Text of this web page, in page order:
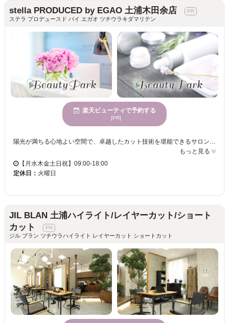
stella PRODUCED by EGAO 土浦木田余店
ステラ プロデュースド バイ エガオ ツチウラキダマリテン
楽天ビューティで予約する
[PR]
陽光が満ちる心地よい空間で、卓越したカット技術を堪能できるサロン。多くの女性に愛され続ける場所☆駐車場完備で、便利でスマートな支払い方法も充実。洗練されたひとときをお届けします！ stella PRODUCED by EGAO 土浦木田余店は、50代以上の女性のために設計された特別なヘアサロンです。今話題のEGAOがプロデュースするこのサロンは、グレイヘアを活かしたり隠したりする施術が得意で、年齢特有の髪のお悩みを理解し、一人一人のニーズに合った解決策を提供します。広々とした明るい店内は、心地よさを追求し、訪れる度に心が休まる空間です。「ここに来て良かった」と思えるような、新しい自分に出会えるチャンスをお届けします。駐車場完備で、クレジットカードや電子マネーでの決済も可能なので、安心してご利用いただけます。年齢を重ねた女性でも、いつまでも美しくありたいという願いを叶える場所です。
もっと見る
【月水木金土日祝】09:00-18:00
定休日： 火曜日
JIL BLAN 土浦ハイライト/レイヤーカット/ショート
カット
ジル ブラン ツチウラハイライト レイヤーカット ショートカット